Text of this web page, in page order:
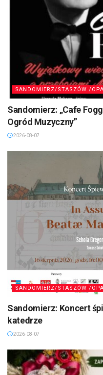
SANDOMIERZ/STASZÓW /
Sandomierz: „Cafe
Ogród Muzyczny”
2026-08-07
SANDOMIERZ/STASZÓW /
Sandomierz: Koncert
katedrze
2026-08-07